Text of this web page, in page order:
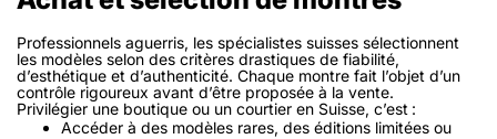
Professionnels aguerris, les spécialistes suisses sélectionnent
les modèles selon des critères drastiques de fiabilité,
d’esthétique et d’authenticité. Chaque montre fait l’objet d’un
contrôle rigoureux avant d’être proposée à la vente.
Privilégier une boutique ou un courtier en Suisse, c’est :
Accéder à des modèles rares, des éditions limitées ou